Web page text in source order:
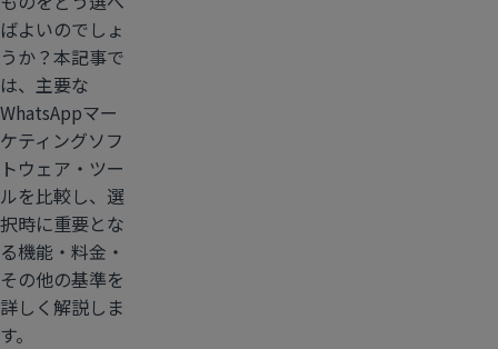
ばよいのでしょ
うか？本記事で
は、主要な
WhatsAppマー
ケティングソフ
トウェア・ツー
ルを比較し、選
択時に重要とな
る機能・料金・
その他の基準を
詳しく解説しま
す。